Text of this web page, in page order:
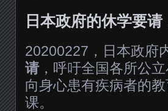
日本政府的休学要
20200227，日本政府
请，呼吁全国各所公
向身心患有疾病者的
课。